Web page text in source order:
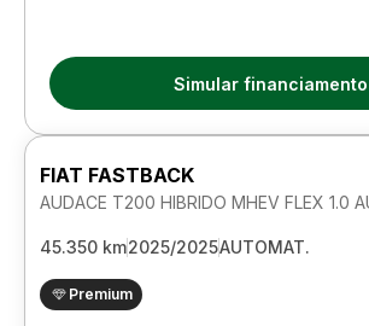
Simular financiamento
FIAT FASTBACK
AUDACE T200 HIBRIDO MHEV FLEX 1.0
45.350 km2025/2025AUTOMAT.
Premium